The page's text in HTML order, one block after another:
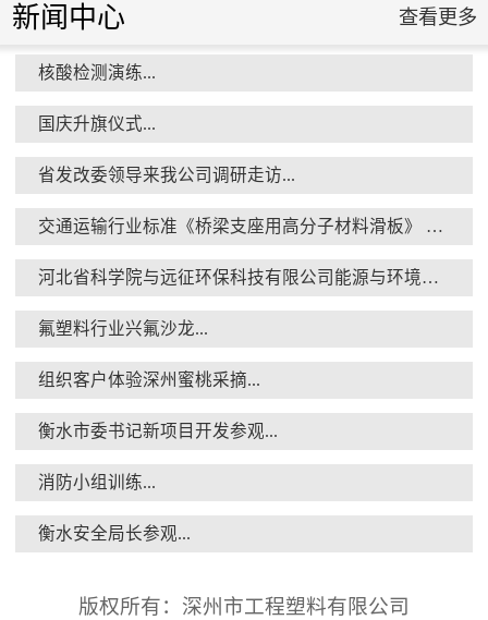
衡水市委书记新项目开发参观...
消防小组训练...
新闻中心 查看更多
核酸检测演练...
国庆升旗仪式...
省发改委领导来我公司调研走访...
交通运输行业标准《桥梁支座用高分子材料滑板》 送审稿审查会在京召开...
河北省科学院与远征环保科技有限公司能源与环境新材料成果转化基地签约暨揭牌仪式...
氟塑料行业兴氟沙龙...
组织客户体验深州蜜桃采摘...
衡水市委书记新项目开发参观...
消防小组训练...
衡水安全局长参观...
版权所有：深州市工程塑料有限公司